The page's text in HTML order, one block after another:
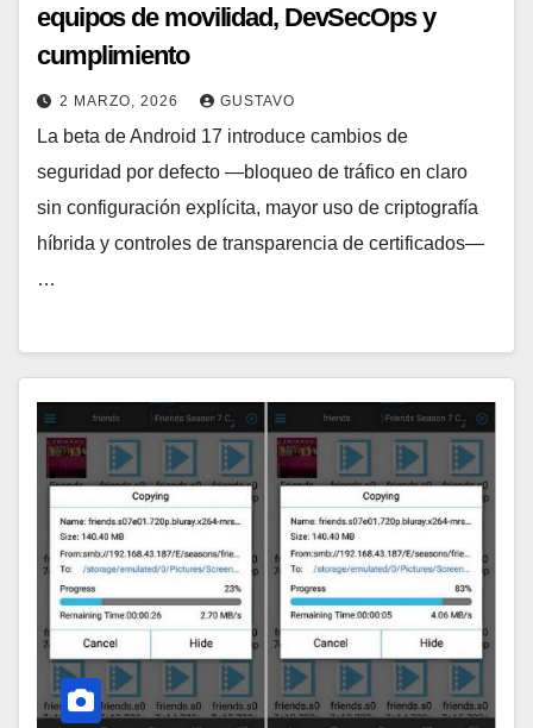
equipos de movilidad, DevSecOps y
cumplimiento
2 MARZO, 2026 GUSTAVO
La beta de Android 17 introduce cambios de
seguridad por defecto —bloqueo de tráfico en claro
sin configuración explícita, mayor uso de criptografía
híbrida y controles de transparencia de certificados—
…